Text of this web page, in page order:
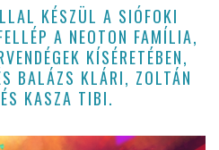
KÉSZÜL A SIÓFOKI
A NEOTON FAMÍLIA,
KÍSÉRETÉBEN,
BALÁZS KLÁRI, ZOLTÁN
KASZA TIBI.